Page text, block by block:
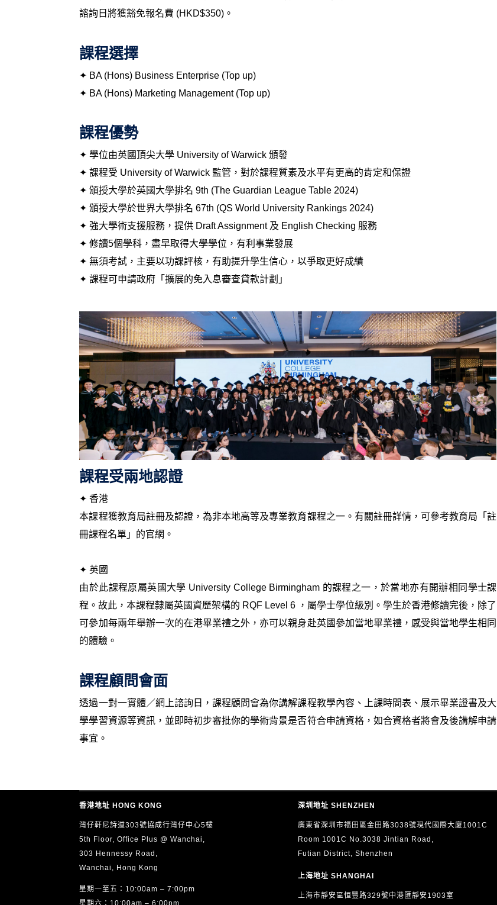
諮詢日將獲豁免報名費 (HKD$350)。
課程選擇
✦ BA (Hons) Business Enterprise (Top up)
✦ BA (Hons) Marketing Management (Top up)
課程優勢
✦ 學位由英國頂尖大學 University of Warwick 頒發
✦ 課程受 University of Warwick 監管，對於課程質素及水平有更高的肯定和保證
✦ 頒授大學於英國大學排名 9th (The Guardian League Table 2024)
✦ 頒授大學於世界大學排名 67th (QS World University Rankings 2024)
✦ 強大學術支援服務，提供 Draft Assignment 及 English Checking 服務
✦ 修讀5個學科，盡早取得大學學位，有利事業發展
✦ 無須考試，主要以功課評核，有助提升學生信心，以爭取更好成績
✦ 課程可申請政府「擴展的免入息審查貸款計劃」
課程受兩地認證
✦ 香港
本課程獲教育局註冊及認證，為非本地高等及專業教育課程之一。有關註冊詳情，可參考教育局「註
冊課程名單」的官網。
✦ 英國
由於此課程原屬英國大學 University College Birmingham 的課程之一，於當地亦有開辦相同學士課
程。故此，本課程隸屬英國資歷架構的 RQF Level 6 ，屬學士學位級別。學生於香港修讀完後，除了
可參加每兩年舉辦一次的在港畢業禮之外，亦可以親身赴英國參加當地畢業禮，感受與當地學生相同
的體驗。
課程顧問會面
透過一對一實體／網上諮詢日，課程顧問會為你講解課程教學內容、上課時間表、展示畢業證書及大
學學習資源等資訊，並即時初步審批你的學術背景是否符合申請資格，如合資格者將會及後講解申請
事宜。
香港地址 HONG KONG
灣仔軒尼詩道303號協成行灣仔中心5樓
5th Floor, Office Plus @ Wanchai,
303 Hennessy Road,
Wanchai, Hong Kong
星期一至五：10:00am – 7:00pm
星期六：10:00am – 6:00pm
深圳地址 SHENZHEN
廣東省深圳市福田區金田路3038號現代國際大廈1001C
Room 1001C No.3038 Jintian Road,
Futian District, Shenzhen
上海地址 SHANGHAI
上海市靜安區恒豐路329號中港匯靜安1903室